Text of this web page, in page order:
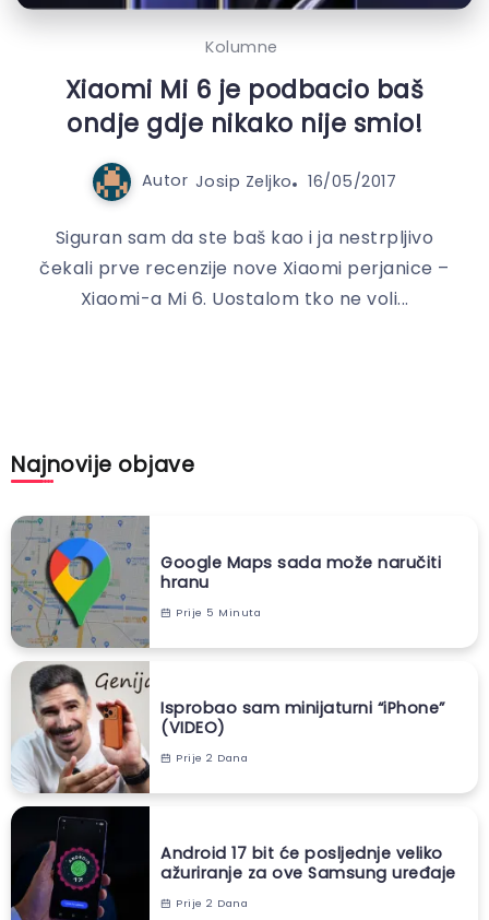
Kolumne
Xiaomi Mi 6 je podbacio baš
ondje gdje nikako nije smio!
Autor Josip Zeljko 16/05/2017
Siguran sam da ste baš kao i ja nestrpljivo
čekali prve recenzije nove Xiaomi perjanice –
Xiaomi-a Mi 6. Uostalom tko ne voli...
Najnovije objave
Google Maps sada može naručiti
hranu
Prije 5 Minuta
Isprobao sam minijaturni “iPhone”
(VIDEO)
Prije 2 Dana
Android 17 bit će posljednje veliko
ažuriranje za ove Samsung uređaje
Prije 2 Dana